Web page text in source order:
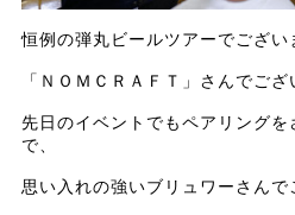
恒例の弾丸ビールツアーでござ
「ＮＯＭＣＲＡＦＴ」さんでござ
先日のイベントでもペアリング
で、
思い入れの強いブリュワーさんで